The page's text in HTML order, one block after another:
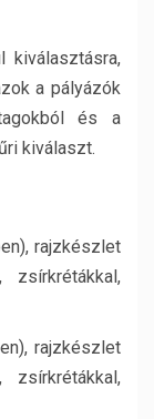
kiválasztásra,
a pályázók
és a
kiválaszt.
rajzkészlet
rajzkészlet